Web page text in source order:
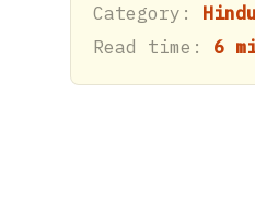
Category:
Read time: 6